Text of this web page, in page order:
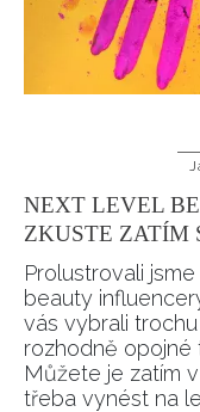
INFORMACE
REDAKCE
NEXT LEVEL
ZKUSTE ZATÍM
Prolustrovali
beauty
vás vybrali
rozhodně opojné
Můžete je zatím
třeba vynést na